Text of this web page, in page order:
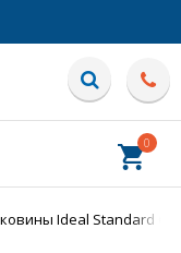
0
Ideal Standard